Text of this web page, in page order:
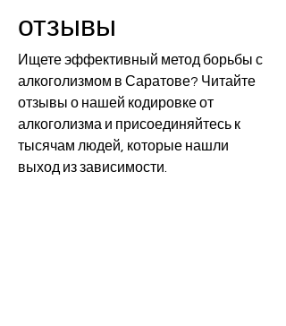
отзывы
Ищете эффективный метод борьбы с
алкоголизмом в Саратове? Читайте
отзывы о нашей кодировке от
алкоголизма и присоединяйтесь к
тысячам людей, которые нашли
выход из зависимости.